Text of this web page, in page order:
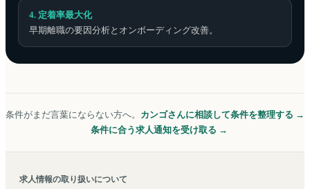
4. 定着率最大化
早期離職の要因分析とオンボーディング改善。
条件がまだ言葉にならない方へ。 カンゴさんに相談して条件を整理する →
条件に合う求人通知を受け取る →
求人情報の取り扱いについて